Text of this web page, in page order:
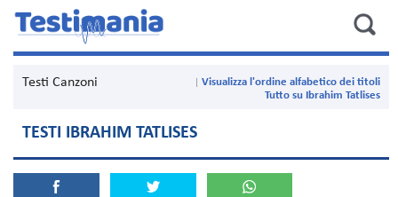
Testi Canzoni
Visualizza l'ordine alfabetico dei titoli
Tutto su Ibrahim Tatlises
TESTI IBRAHIM TATLISES